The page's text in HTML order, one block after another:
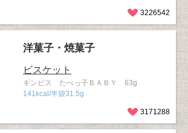
3226542
洋菓子・焼菓子
ビスケット
ギンビス たべっ子ＢＡＢＹ 63g
141kcal/半袋31.5g
3171288